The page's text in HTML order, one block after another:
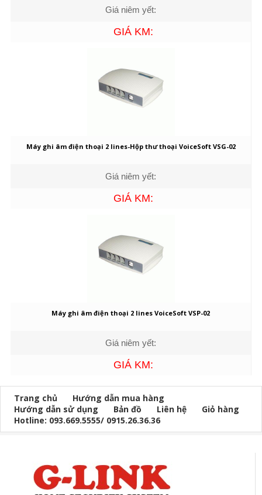
Giá niêm yết:
GIÁ KM:
Máy ghi âm điện thoại 2 lines-Hộp thư thoại VoiceSoft VSG-02
Giá niêm yết:
GIÁ KM:
Máy ghi âm điện thoại 2 lines VoiceSoft VSP-02
Giá niêm yết:
GIÁ KM:
Trang chủ
Hướng dẫn mua hàng
Hướng dẫn sử dụng
Bản đồ Liên hệ
Giỏ hàng
Hotline: 093.669.5555/ 0915.26.36.36